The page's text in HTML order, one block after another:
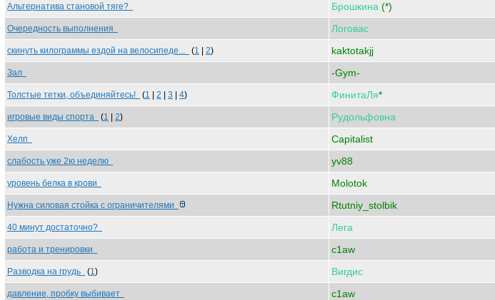
Альтернатива становой тяге? Брошкина (*)
Очередность выполнения Логовас
скинуть килограммы ездой на велосипеде... (1 2) kaktotakjj
Зал -Gym-
Толстые тетки, объединяйтесь! (1 2 3 4) ФинитаЛя*
игровые виды спорта (1 2) Рудольфовна
Хелп Capitalist
слабость уже 2ю неделю yv88
уровень белка в крови Molotok
Нужна силовая стойка с ограничителями Rtutniy_stolbik
40 минут достаточно? Лега
работа и тренировки c1aw
Разводка на грудь (1) Вигдис
давление, пробку выбивает c1aw